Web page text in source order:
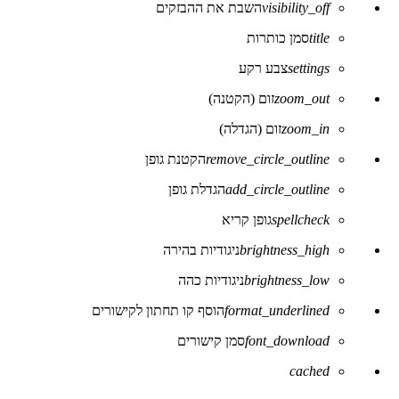
של
visibility_offהשבת את ההבזקים
titleסמן כותרות
settingsצבע רקע
zoom_outזום (הקטנה)
zoom_inזום (הגדלה)
remove_circle_outlineהקטנת גופן
add_circle_outlineהגדלת גופן
spellcheckגופן קריא
brightness_highניגודיות בהירה
brightness_lowניגודיות כהה
format_underlinedהוסף קו תחתון לקישורים
font_downloadסמן קישורים
לאפס
cached